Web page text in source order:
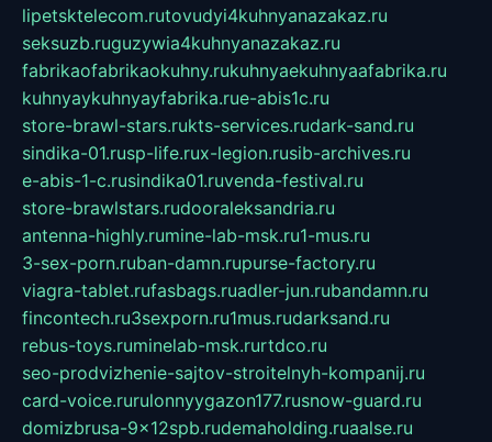
lipetsktelecom.rutovudyi4kuhnyanazakaz.ru
seksuzb.ruguzywia4kuhnyanazakaz.ru
fabrikaofabrikaokuhny.rukuhnyaekuhnyaafabrika.ru
kuhnyaykuhnyayfabrika.rue-abis1c.ru
store-brawl-stars.rukts-services.rudark-sand.ru
sindika-01.rusp-life.rux-legion.rusib-archives.ru
e-abis-1-c.rusindika01.ruvenda-festival.ru
store-brawlstars.rudooraleksandria.ru
antenna-highly.rumine-lab-msk.ru1-mus.ru
3-sex-porn.ruban-damn.rupurse-factory.ru
viagra-tablet.rufasbags.ruadler-jun.rubandamn.ru
fincontech.ru3sexporn.ru1mus.rudarksand.ru
rebus-toys.ruminelab-msk.rurtdco.ru
seo-prodvizhenie-sajtov-stroitelnyh-kompanij.ru
card-voice.rurulonnyygazon177.rusnow-guard.ru
domizbrusa-9x12spb.rudemaholding.ruaalse.ru